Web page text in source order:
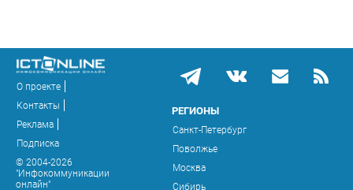
О проекте
Контакты
Реклама
Подписка
© 2004-2026
"Инфокоммуникации
онлайн"
РЕГИОНЫ
Санкт-Петербург
Поволжье
Москва
Сибирь